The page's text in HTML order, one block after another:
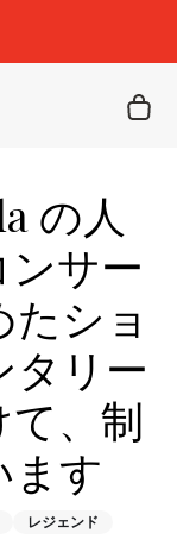
の人
サー
たショ
タリー
、制
ます
レジェンド